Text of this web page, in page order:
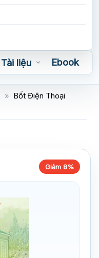
Tài liệu
Ebook
» Bốt Điện Thoại
Giảm 8%